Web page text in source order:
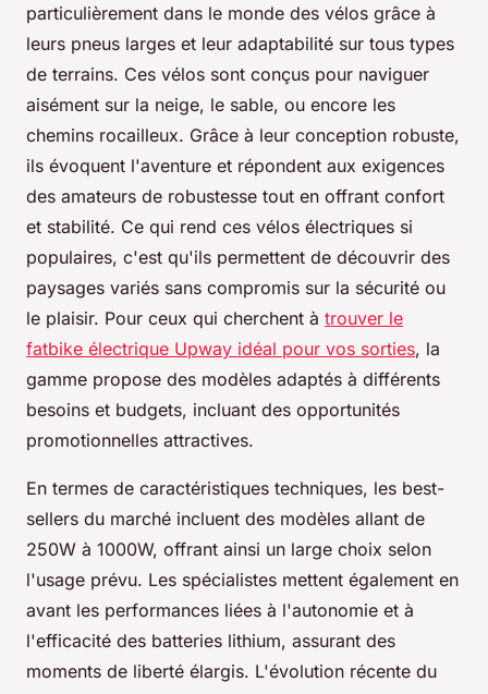
particulièrement dans le monde des vélos grâce à
leurs pneus larges et leur adaptabilité sur tous types
de terrains. Ces vélos sont conçus pour naviguer
aisément sur la neige, le sable, ou encore les
chemins rocailleux. Grâce à leur conception robuste,
ils évoquent l'aventure et répondent aux exigences
des amateurs de robustesse tout en offrant confort
et stabilité. Ce qui rend ces vélos électriques si
populaires, c'est qu'ils permettent de découvrir des
paysages variés sans compromis sur la sécurité ou
le plaisir. Pour ceux qui cherchent à trouver le
fatbike électrique Upway idéal pour vos sorties, la
gamme propose des modèles adaptés à différents
besoins et budgets, incluant des opportunités
promotionnelles attractives.
En termes de caractéristiques techniques, les best-
sellers du marché incluent des modèles allant de
250W à 1000W, offrant ainsi un large choix selon
l'usage prévu. Les spécialistes mettent également en
avant les performances liées à l'autonomie et à
l'efficacité des batteries lithium, assurant des
moments de liberté élargis. L'évolution récente du